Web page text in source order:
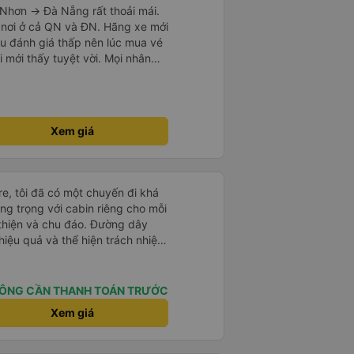
nhưng đủ để đánh giá
-> Đà Nẵng rất thoải mái.
ở cả QN và ĐN. Hãng xe mới
đánh giá thấp nên lúc mua vé
thấy tuyệt vời. Mọi nhân
sạch sẽ. Không hiểu sao
ủng hộ nhé, mình đi Quy
Xem giá
tôi đã có một chuyến đi khá
trọng với cabin riêng cho mỗi
và chu đáo. Đường dây
quả và thể hiện trách nhiệm
-0.5 sao vì quy trình đặt vé
đến việc hủy dịch vụ. -0.5 sao
đại diện của công ty,
Xe buýt khởi hành và đến
CẦN THANH TOÁN TRƯỚC
Xem giá